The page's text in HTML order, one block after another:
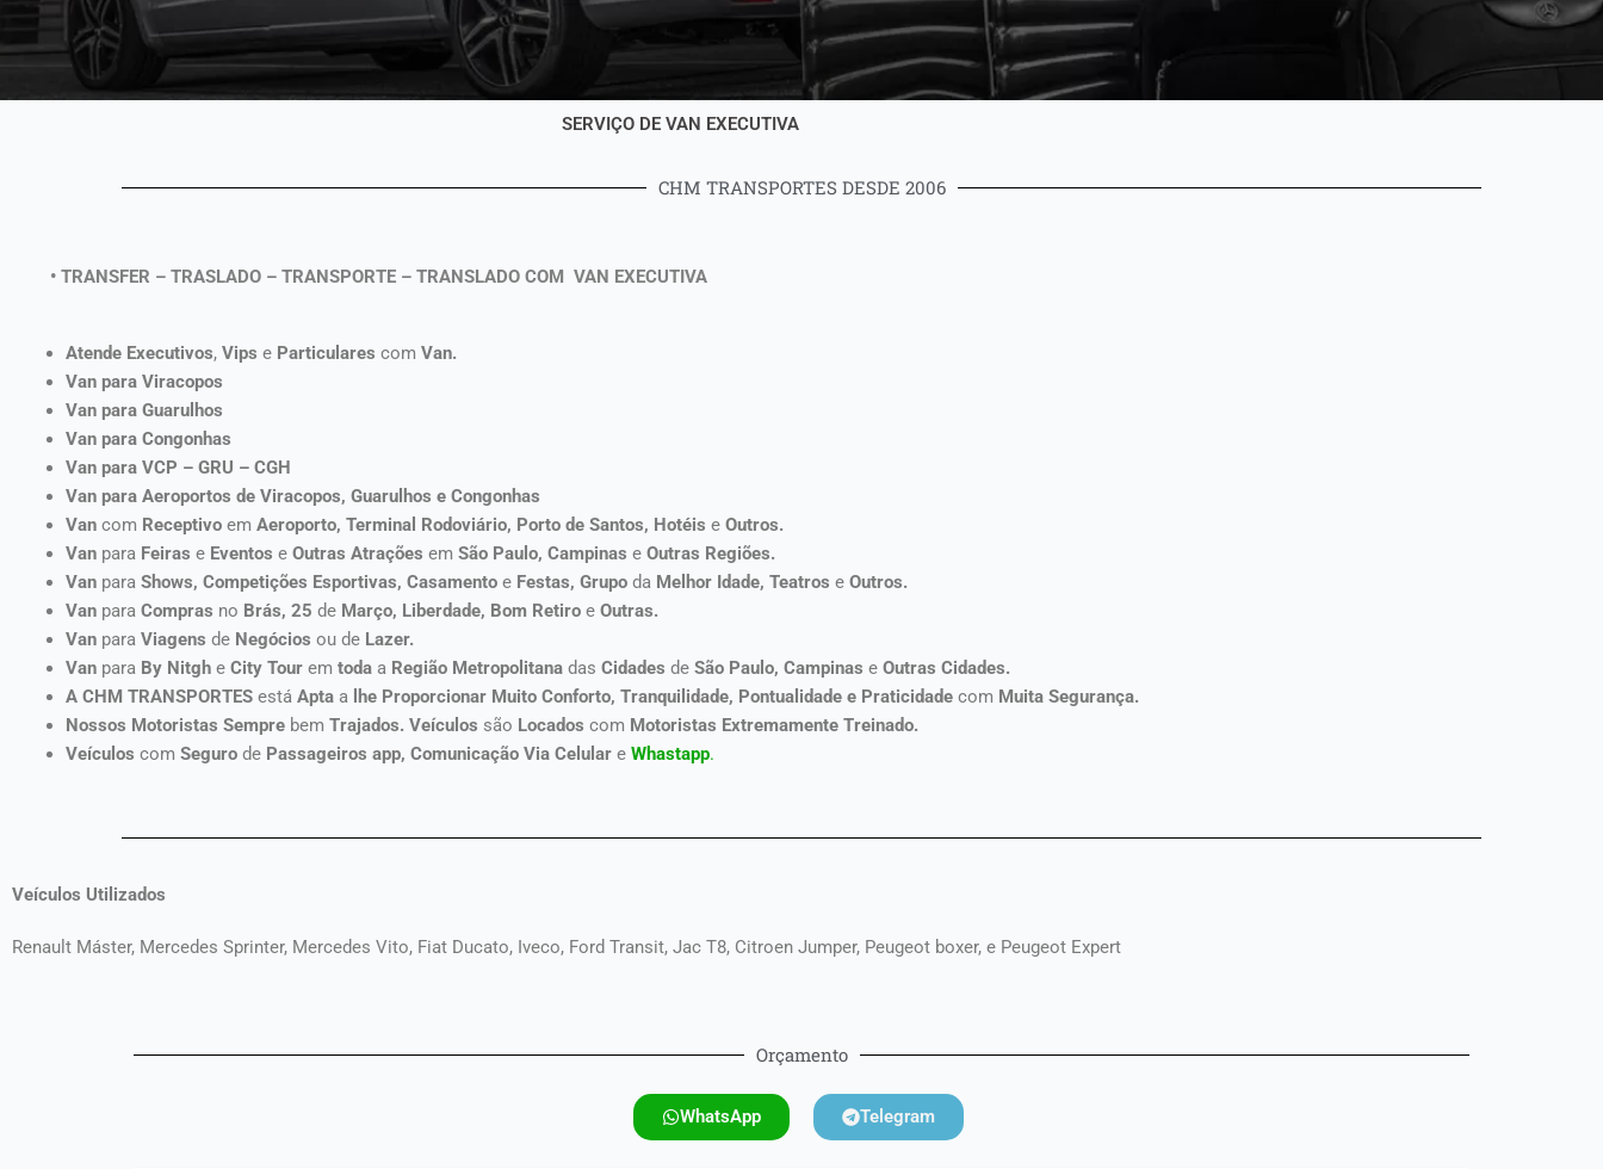
SERVIÇO DE VAN EXECUTIVA
CHM TRANSPORTES DESDE 2006
• TRANSFER – TRASLADO – TRANSPORTE – TRANSLADO COM VAN EXECUTIVA
Atende Executivos, Vips e Particulares com Van.
Van para Viracopos
Van para Guarulhos
Van para Congonhas
Van para VCP – GRU – CGH
Van para Aeroportos de Viracopos, Guarulhos e Congonhas
Van com Receptivo em Aeroporto, Terminal Rodoviário, Porto de Santos, Hotéis e Outros.
Van para Feiras e Eventos e Outras Atrações em São Paulo, Campinas e Outras Regiões.
Van para Shows, Competições Esportivas, Casamento e Festas, Grupo da Melhor Idade, Teatros e Outros.
Van para Compras no Brás, 25 de Março, Liberdade, Bom Retiro e Outras.
Van para Viagens de Negócios ou de Lazer.
Van para By Nitgh e City Tour em toda a Região Metropolitana das Cidades de São Paulo, Campinas e Outras Cidades.
A CHM TRANSPORTES está Apta a lhe Proporcionar Muito Conforto, Tranquilidade, Pontualidade e Praticidade com Muita Segurança.
Nossos Motoristas Sempre bem Trajados. Veículos são Locados com Motoristas Extremamente Treinado.
Veículos com Seguro de Passageiros app, Comunicação Via Celular e Whastapp.
Veículos Utilizados
Renault Máster, Mercedes Sprinter, Mercedes Vito, Fiat Ducato, Iveco, Ford Transit, Jac T8, Citroen Jumper, Peugeot boxer, e Peugeot Expert
Orçamento
WhatsApp Telegram